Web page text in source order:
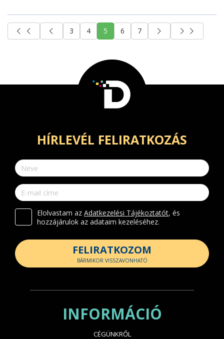
3 4 5 6 7
HÍRLEVÉL FELIRATKOZÁS
Elolvastam az Adatkezelési Tájékoztatót, és
hozzájárulok az adataim kezeléséhez.
FELIRATKOZOM
BÁRMIKOR VISSZAVONHATÓ
INFORMÁCIÓ
CÉGÜNKRŐL